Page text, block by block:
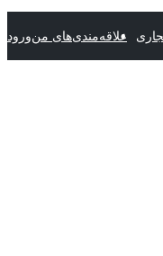
علاقه‌مندی‌های منورود